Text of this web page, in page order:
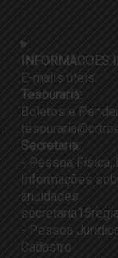
INFORMACOES
E-mails úteis:
Tesouraria:
Boletos e
Secretaria:
- Pessoa Física,
Informações
anuidades
- Pessoa
Cadastro